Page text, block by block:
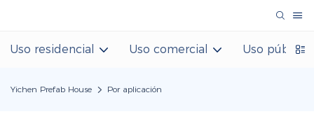
Uso residencial Uso comercial Uso público
Yichen Prefab House Por aplicación